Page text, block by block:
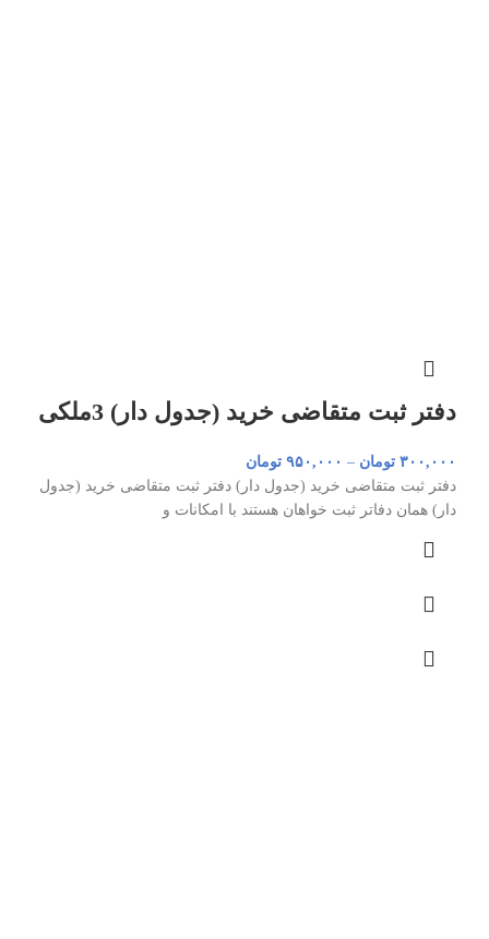
دفتر ثبت متقاضی خرید (جدول دار) 3ملکی
۳۰۰,۰۰۰ تومان – ۹۵۰,۰۰۰ تومان
دفتر ثبت متقاضی خرید (جدول دار) دفتر ثبت متقاضی خرید (جدول
دار) همان دفاتر ثبت خواهان هستند با امکانات و